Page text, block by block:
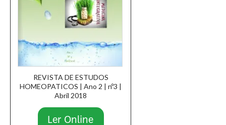
REVISTA DE ESTUDOS
HOMEOPATICOS | Ano 2 | nº3 |
Abril 2018
Ler Online